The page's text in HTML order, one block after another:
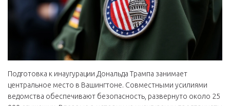
Подготовка к инаугурации Дональда Трампа занимает
центральное место в Вашингтоне. Совместными усилиями
ведомства обеспечивают безопасность, развернуто около 25